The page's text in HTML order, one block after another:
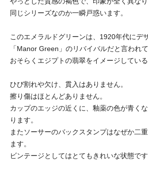
同じシリーズなのか一瞬戸惑います。
このエメラルドグリーンは、1920年代にデ
「Manor Green」のリバイバルだと言われて
おそらくエジプトの翡翠をイメージしている
ひび割れや欠け、貫入はありません。
擦り傷はほとんどありません。
カップのエッジの近くに、釉薬の色が青く
ります。
またソーサーのバックスタンプはなぜか二
ます。
ビンテージとしてはとてもきれいな状態です